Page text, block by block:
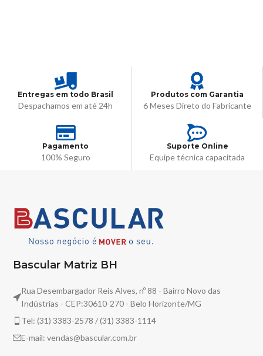
Entregas em todo Brasil
Despachamos em até 24h
Produtos com Garantia
6 Meses Direto do Fabricante
Pagamento
100% Seguro
Suporte Online
Equipe técnica capacitada
Bascular Matriz BH
Rua Desembargador Reis Alves, nº 88 - Bairro Novo das
Indústrias - CEP:30610-270 - Belo Horizonte/MG
Tel: (31) 3383-2578 / (31) 3383-1114
E-mail: vendas@bascular.com.br